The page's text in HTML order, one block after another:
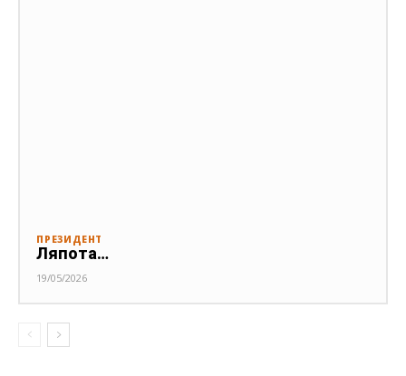
ПРЕЗИДЕНТ
Ляпота…
19/05/2026